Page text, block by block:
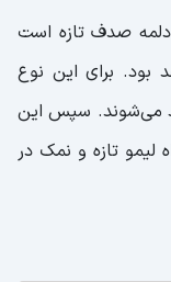
صدف تازه است
بود. برای این نوع
می‌شوند. سپس این
تازه و نمک در